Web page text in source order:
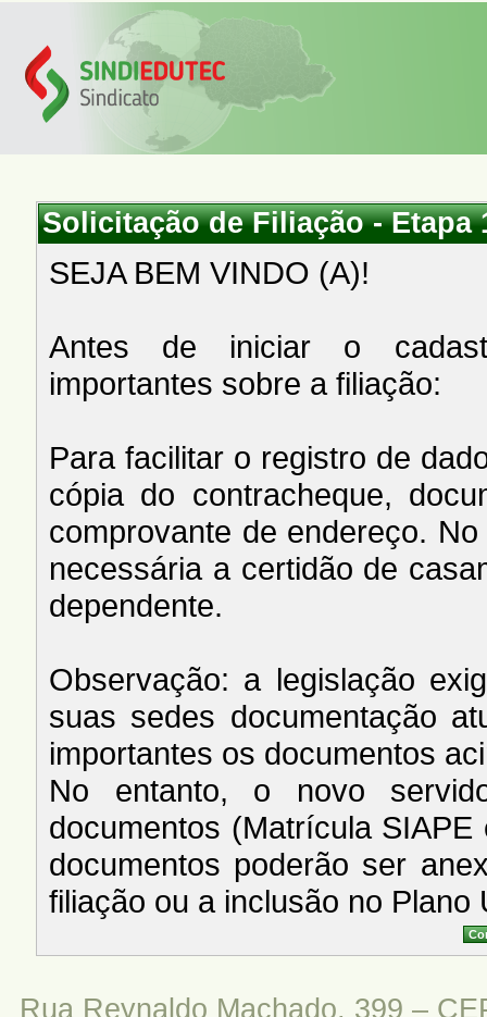
Solicitação de Filiação - Etapa
SEJA BEM VINDO (A)!
Antes de iniciar o
importantes sobre a filiação:
Para facilitar o registro de
cópia do contracheque,
comprovante de endereço.
necessária a certidão de
dependente.
Observação: a legislação
suas sedes documentação
importantes os documentos
No entanto, o novo
documentos (Matrícula
documentos poderão ser
filiação ou a inclusão no Plano
Rua Reynaldo Machado, 399 –